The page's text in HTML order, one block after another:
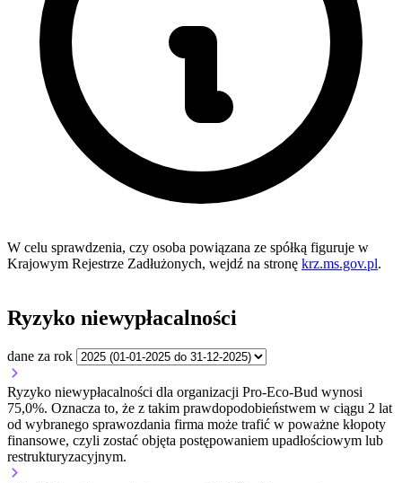
W celu sprawdzenia, czy osoba powiązana ze spółką figuruje w
Krajowym Rejestrze Zadłużonych, wejdź na stronę krz.ms.gov.pl.
Ryzyko niewypłacalności
dane za rok
Ryzyko niewypłacalności dla organizacji Pro-Eco-Bud wynosi
75,0%. Oznacza to, że z takim prawdopodobieństwem w ciągu 2 lat
od wybranego sprawozdania firma może trafić w poważne kłopoty
finansowe, czyli zostać objęta postępowaniem upadłościowym lub
restrukturyzacyjnym.